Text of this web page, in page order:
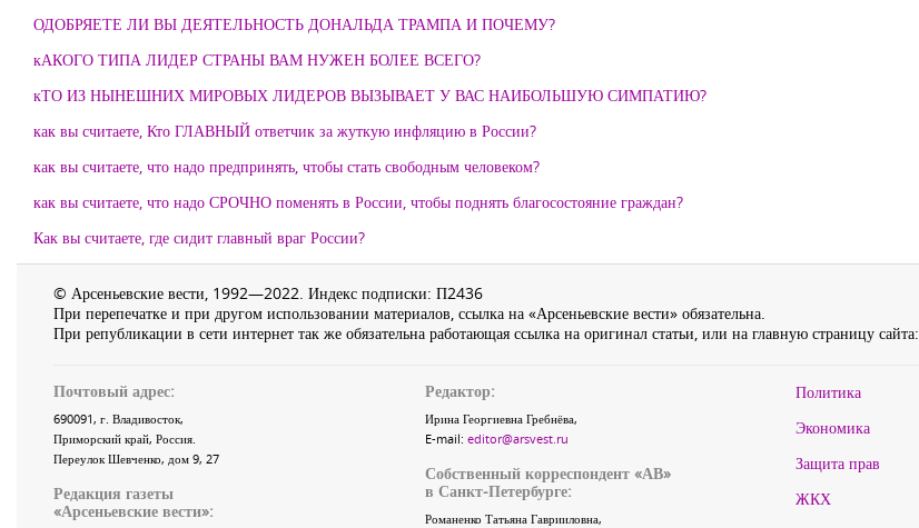
ОДОБРЯЕТЕ ЛИ ВЫ ДЕЯТЕЛЬНОСТЬ ДОНАЛЬДА ТРАМПА И ПОЧЕМУ?
кАКОГО ТИПА ЛИДЕР СТРАНЫ ВАМ НУЖЕН БОЛЕЕ ВСЕГО?
кТО ИЗ НЫНЕШНИХ МИРОВЫХ ЛИДЕРОВ ВЫЗЫВАЕТ У ВАС НАИБОЛЬШУЮ СИМПАТИЮ?
как вы считаете, Кто ГЛАВНЫЙ ответчик за жуткую инфляцию в России?
как вы считаете, что надо предпринять, чтобы стать свободным человеком?
как вы считаете, что надо СРОЧНО поменять в России, чтобы поднять благосостояние граждан?
Как вы считаете, где сидит главный враг России?
© Арсеньевские вести, 1992—2022. Индекс подписки: П2436
При перепечатке и при другом использовании материалов, ссылка на «Арсеньевские вести» обязательна.
При републикации в сети интернет так же обязательна работающая ссылка на оригинал статьи, или на главную страницу сайта:
Почтовый адрес:
690091, г. Владивосток,
Приморский край, Россия.
Переулок Шевченко, дом 9, 27
Редакция газеты
«Арсеньевские вести»:
Редактор:
Ирина Георгиевна Гребнёва,
E-mail: editor@arsvest.ru
Собственный корреспондент «АВ»
в Санкт-Петербурге:
Романенко Татьяна Гаврииловна,
Политика
Экономика
Защита прав
ЖКХ